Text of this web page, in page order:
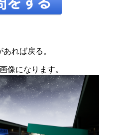
れば戻る。
像になります。